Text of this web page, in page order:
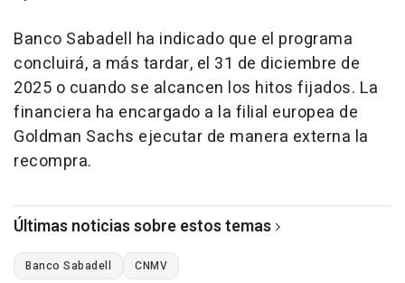
Banco Sabadell ha indicado que el programa
concluirá, a más tardar, el 31 de diciembre de
2025 o cuando se alcancen los hitos fijados. La
financiera ha encargado a la filial europea de
Goldman Sachs ejecutar de manera externa la
recompra.
Últimas noticias sobre estos temas
Banco Sabadell CNMV